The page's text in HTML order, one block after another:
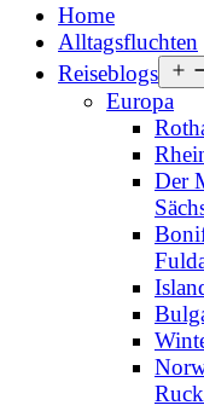
Home
Alltagsfluchten
Reiseblogs
Europa
Der